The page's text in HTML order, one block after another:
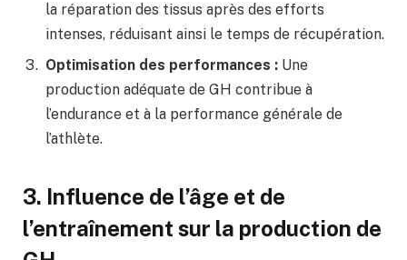
la réparation des tissus après des efforts
intenses, réduisant ainsi le temps de récupération.
Optimisation des performances : Une
production adéquate de GH contribue à
l’endurance et à la performance générale de
l’athlète.
3. Influence de l’âge et de
l’entraînement sur la production de